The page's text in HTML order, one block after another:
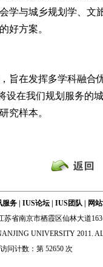
学与城乡规划学、文
好方案。
旨在发挥多学科融合
设在我们规划服务的
究样本。
服务 IUS论坛 IUS团队
网
苏省南京市栖霞区仙林大道
UNIVERSITY 2011.
计数：第 52650 次